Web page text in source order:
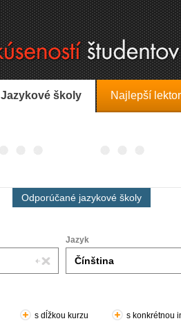
Jazykové školy Najlepší
Odporúčané jazykové školy
Jazyk
s dĺžkou kurzu s konkrétnou